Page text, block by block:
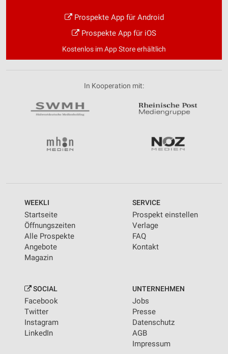
Prospekte App für Android
Prospekte App für iOS
Kostenlos im App Store erhältlich
In Kooperation mit:
WEEKLI
Startseite
Öffnungszeiten
Alle Prospekte
Angebote
Magazin
SERVICE
Prospekt einstellen
Verlage
FAQ
Kontakt
SOCIAL
Facebook
Twitter
Instagram
LinkedIn
UNTERNEHMEN
Jobs
Presse
Datenschutz
AGB
Impressum